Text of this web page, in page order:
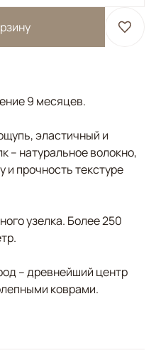
9 месяцев.
эластичный и
– натуральное волокно,
прочность текстуре
узелка. Более 250
– древнейший центр
коврами.